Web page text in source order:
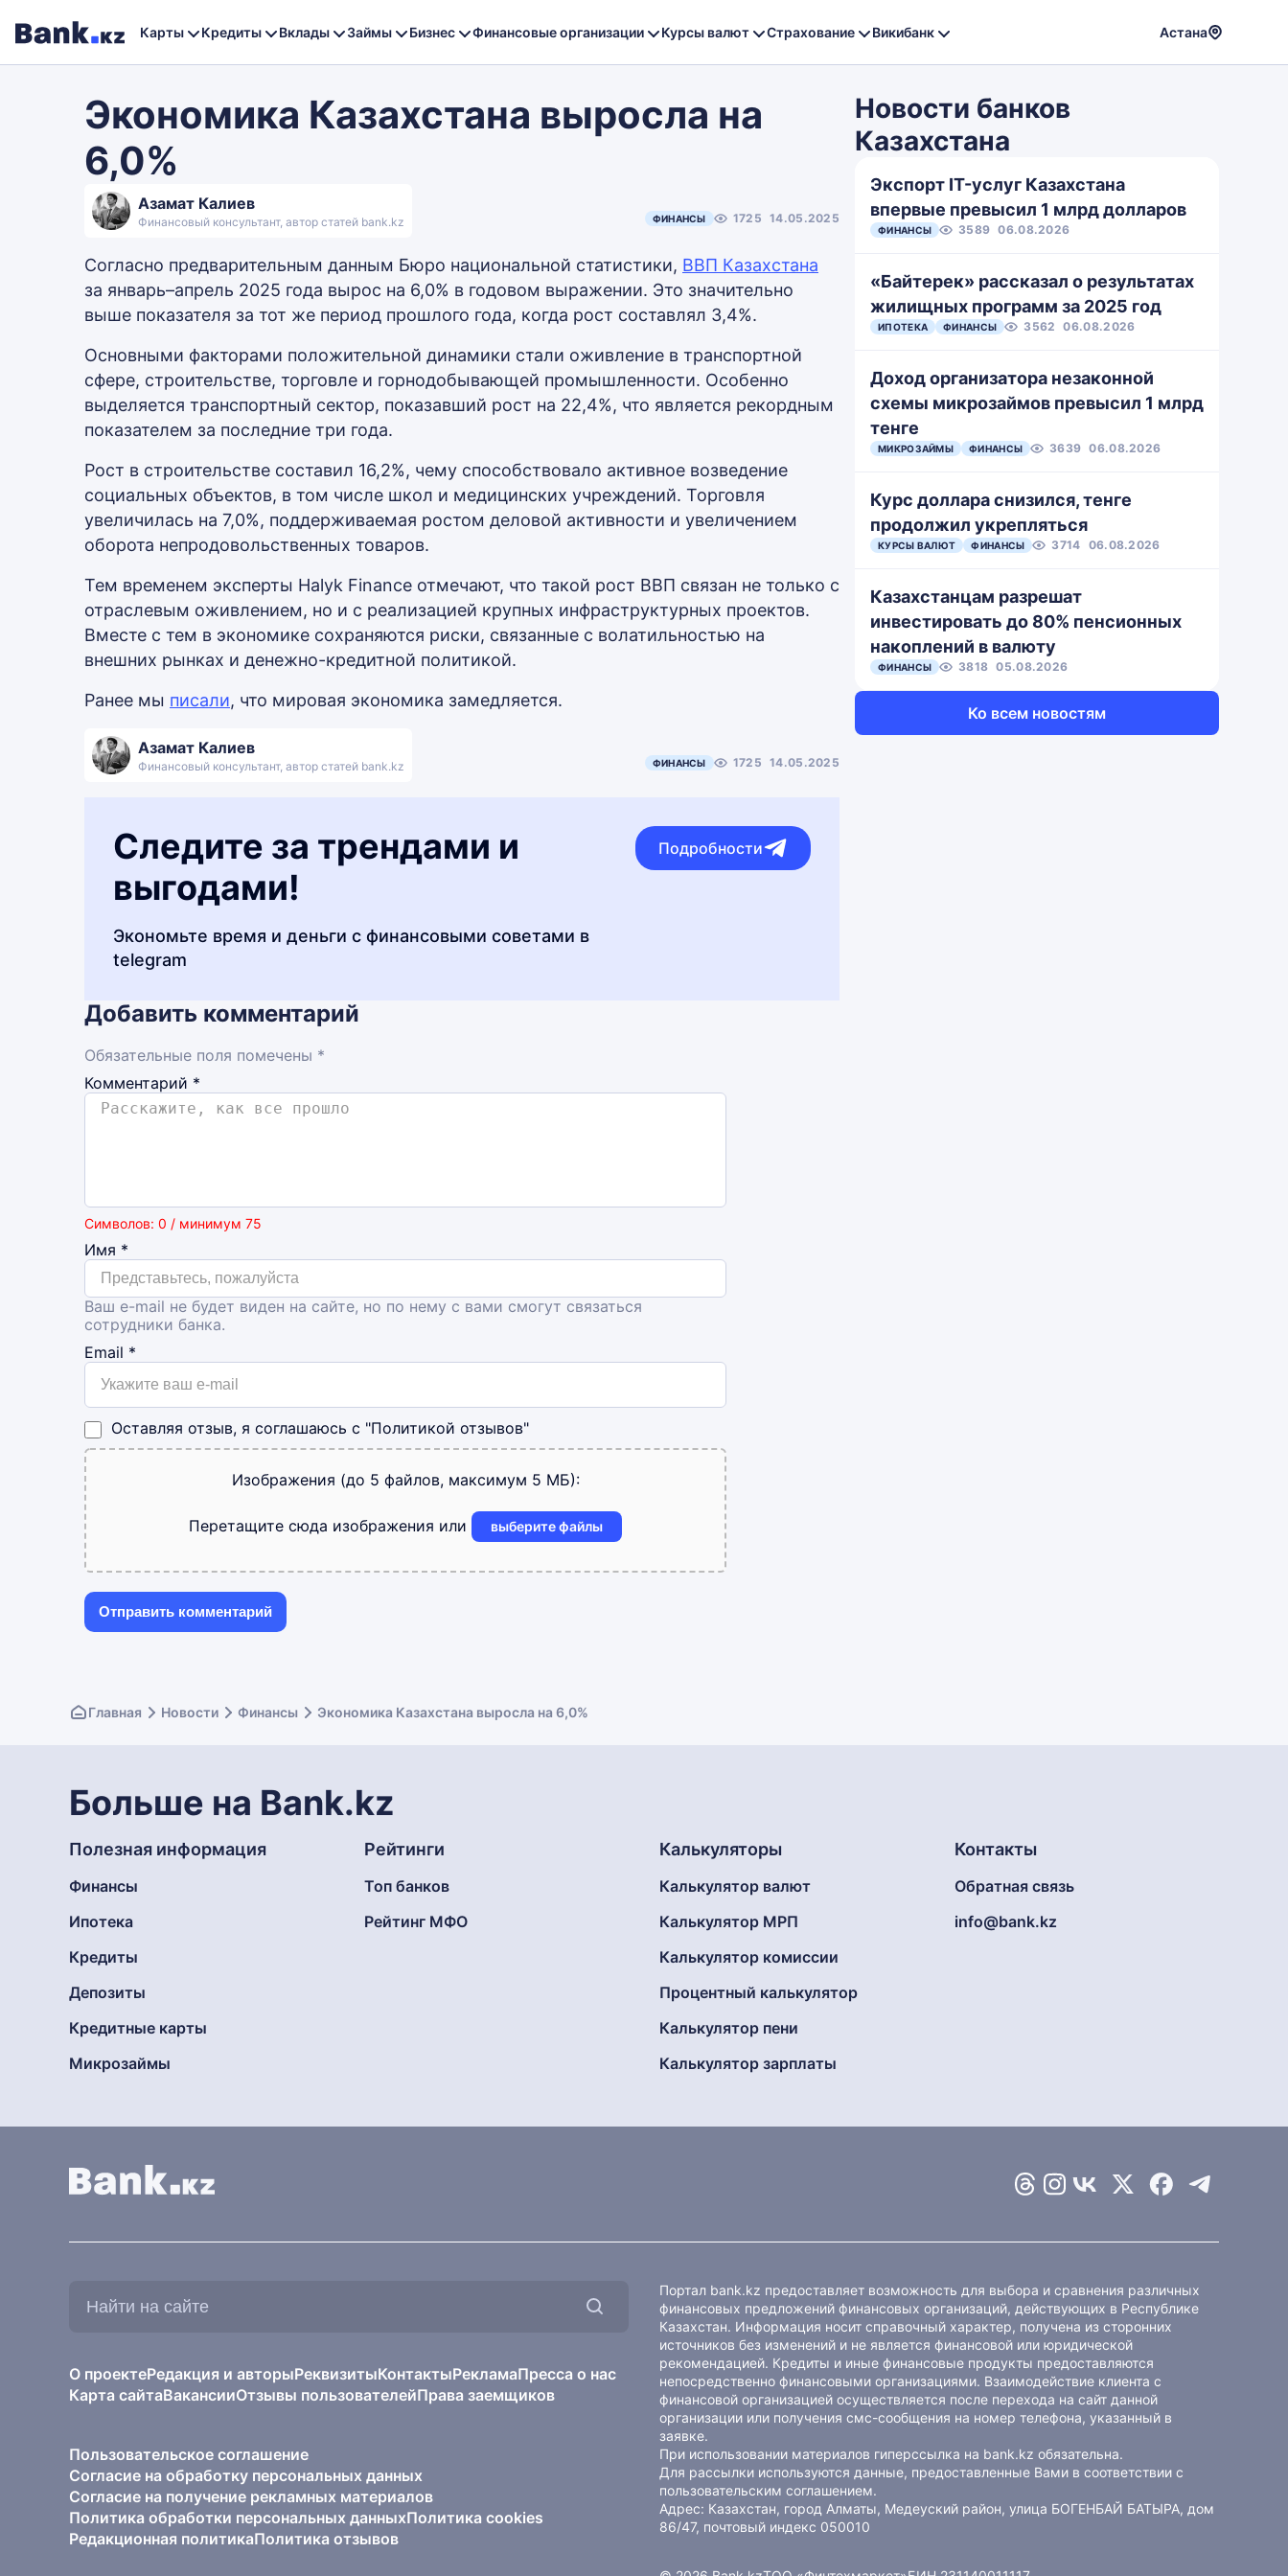
Карты Кредиты Вклады Займы Бизнес Финансовые организации Курсы валют Страхование Викибанк Астана
Экономика Казахстана выросла на
6,0%
Азамат Калиев
Финансовый консультант, автор статей bank.kz ФИНАНСЫ 1725 14.05.2025
Согласно предварительным данным Бюро национальной статистики, ВВП Казахстана
за январь–апрель 2025 года вырос на 6,0% в годовом выражении. Это значительно
выше показателя за тот же период прошлого года, когда рост составлял 3,4%.
Основными факторами положительной динамики стали оживление в транспортной
сфере, строительстве, торговле и горнодобывающей промышленности. Особенно
выделяется транспортный сектор, показавший рост на 22,4%, что является рекордным
показателем за последние три года.
Рост в строительстве составил 16,2%, чему способствовало активное возведение
социальных объектов, в том числе школ и медицинских учреждений. Торговля
увеличилась на 7,0%, поддерживаемая ростом деловой активности и увеличением
оборота непродовольственных товаров.
Тем временем эксперты Halyk Finance отмечают, что такой рост ВВП связан не только с
отраслевым оживлением, но и с реализацией крупных инфраструктурных проектов.
Вместе с тем в экономике сохраняются риски, связанные с волатильностью на
внешних рынках и денежно-кредитной политикой.
Ранее мы писали, что мировая экономика замедляется.
Азамат Калиев
Финансовый консультант, автор статей bank.kz ФИНАНСЫ 1725 14.05.2025
Следите за трендами и
выгодами!
Экономьте время и деньги с финансовыми советами в
telegram
Подробности
Добавить комментарий
Обязательные поля помечены *
Комментарий *
Символов: 0 / минимум 75
Имя *
Ваш e-mail не будет виден на сайте, но по нему с вами смогут связаться
сотрудники банка.
Email *
Оставляя отзыв, я соглашаюсь с "Политикой отзывов"
Изображения (до 5 файлов, максимум 5 МБ):
Перетащите сюда изображения или выберите файлы
Новости банков
Казахстана
Экспорт IT-услуг Казахстана
впервые превысил 1 млрд долларов
ФИНАНСЫ 3589 06.08.2026
«Байтерек» рассказал о результатах
жилищных программ за 2025 год
ИПОТЕКА ФИНАНСЫ 3562 06.08.2026
Доход организатора незаконной
схемы микрозаймов превысил 1 млрд
тенге
МИКРОЗАЙМЫ ФИНАНСЫ 3639 06.08.2026
Курс доллара снизился, тенге
продолжил укрепляться
КУРСЫ ВАЛЮТ ФИНАНСЫ 3714 06.08.2026
Казахстанцам разрешат
инвестировать до 80% пенсионных
накоплений в валюту
ФИНАНСЫ 3818 05.08.2026
Ко всем новостям
Главная Новости Финансы Экономика Казахстана выросла на 6,0%
Больше на Bank.kz
Полезная информация
Финансы
Ипотека
Кредиты
Депозиты
Кредитные карты
Микрозаймы
Рейтинги
Топ банков
Рейтинг МФО
Калькуляторы
Калькулятор валют
Калькулятор МРП
Калькулятор комиссии
Процентный калькулятор
Калькулятор пени
Калькулятор зарплаты
Контакты
Обратная связь
info@bank.kz
О проектеРедакция и авторыРеквизитыКонтактыРекламаПресса о нас
Карта сайтаВакансииОтзывы пользователейПрава заемщиков
Пользовательское соглашение
Согласие на обработку персональных данных
Согласие на получение рекламных материалов
Политика обработки персональных данныхПолитика cookies
Редакционная политикаПолитика отзывов
Портал bank.kz предоставляет возможность для выбора и сравнения различных
финансовых предложений финансовых организаций, действующих в Республике
Казахстан. Информация носит справочный характер, получена из сторонних
источников без изменений и не является финансовой или юридической
рекомендацией. Кредиты и иные финансовые продукты предоставляются
непосредственно финансовыми организациями. Взаимодействие клиента с
финансовой организацией осуществляется после перехода на сайт данной
организации или получения смс-сообщения на номер телефона, указанный в
заявке.
При использовании материалов гиперссылка на bank.kz обязательна.
Для рассылки используются данные, предоставленные Вами в соответствии с
пользовательским соглашением.
Адрес: Казахстан, город Алматы, Медеуский район, улица БОГЕНБАЙ БАТЫРА, дом
86/47, почтовый индекс 050010